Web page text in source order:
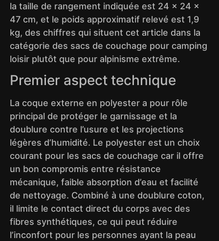
la taille de rangement indiquée est 24 x 24 x
47 cm, et le poids approximatif relevé est 1,9
kg, des chiffres qui situent cet article dans la
catégorie des sacs de couchage pour camping
loisir plutôt que pour alpinisme extrême.
Premier aspect technique
La coque externe en polyester a pour rôle
principal de protéger le garnissage et la
doublure contre l’usure et les projections
légères d’humidité. Le polyester est un choix
courant pour les sacs de couchage car il offre
un bon compromis entre résistance
mécanique, faible absorption d’eau et facilité
de nettoyage. Combiné à une doublure coton,
il limite le contact direct du corps avec des
fibres synthétiques, ce qui peut réduire
l’inconfort pour les personnes ayant la peau